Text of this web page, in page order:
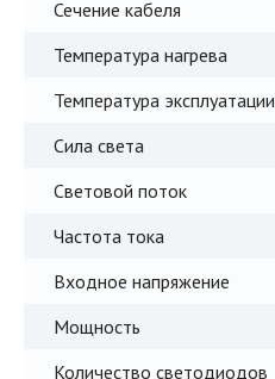
Сечение кабеля
Температура нагрева
Температура эксплуатации
Сила света
Световой поток
Частота тока
Входное напряжение
Мощность
Количество светодиодов